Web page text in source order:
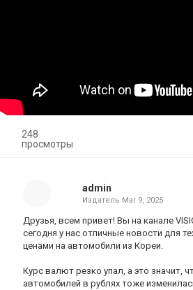
248
просмотры
admin
Издатель Mar 9, 2025
Друзья, всем привет! Вы на канале
сегодня у нас отличные новости для
ценами на автомобили из Кореи.
Курс валют резко упал, а это значит,
автомобилей в рублях тоже